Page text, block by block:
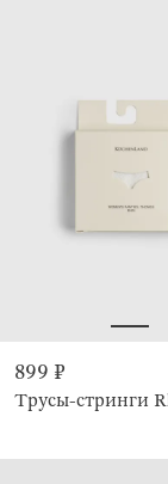
899 ₽
Трусы-стринги